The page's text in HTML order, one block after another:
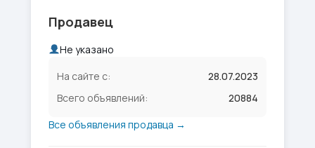
Продавец
Не указано
На сайте с:
28.07.2023
Всего объявлений:
20884
Все объявления продавца →